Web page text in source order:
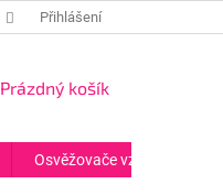
Přihlášení
NÁKUPNÍ
Prázdný košík
Osvěžovače vzduchu